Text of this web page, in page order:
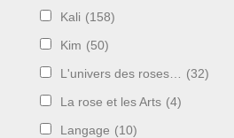
Kali (158)
Kim (50)
L'univers des roses… (32)
La rose et les Arts (4)
Langage (10)